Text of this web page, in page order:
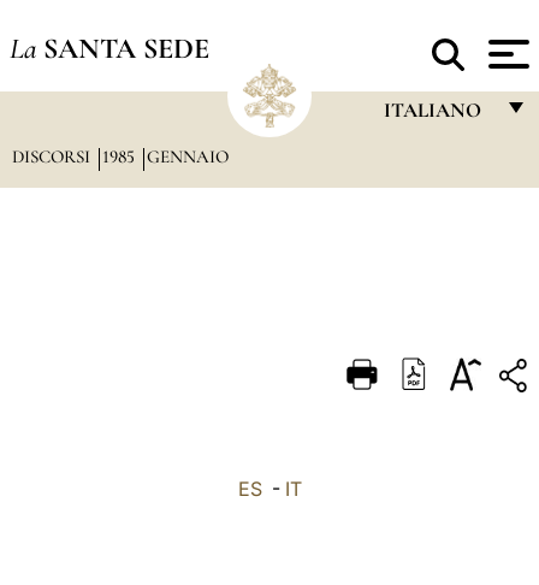
La SANTA SEDE
ITALIANO
DEUTSCH
DISCORSI 1985 GENNAIO
ES- IT